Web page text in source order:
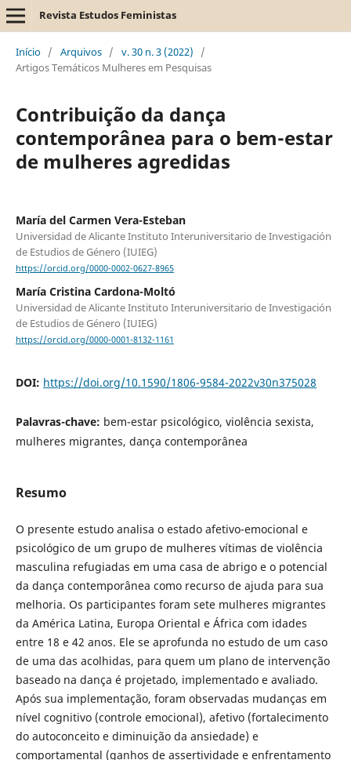
Revista Estudos Feministas
Início / Arquivos / v. 30 n. 3 (2022)
/
Artigos Temáticos Mulheres em Pesquisas
Contribuição da dança
contemporânea para o bem-estar
de mulheres agredidas
María del Carmen Vera-Esteban
Universidad de Alicante Instituto Interuniversitario de Investigación
de Estudios de Género (IUIEG)
https://orcid.org/0000-0002-0627-8965
María Cristina Cardona-Moltó
Universidad de Alicante Instituto Interuniversitario de Investigación
de Estudios de Género (IUIEG)
https://orcid.org/0000-0001-8132-1161
DOI: https://doi.org/10.1590/1806-9584-2022v30n375028
Palavras-chave: bem-estar psicológico, violência sexista,
mulheres migrantes, dança contemporânea
Resumo
O presente estudo analisa o estado afetivo-emocional e
psicológico de um grupo de mulheres vítimas de violência
masculina refugiadas em uma casa de abrigo e o potencial
da dança contemporânea como recurso de ajuda para sua
melhoria. Os participantes foram sete mulheres migrantes
da América Latina, Europa Oriental e África com idades
entre 18 e 42 anos. Ele se aprofunda no estudo de um caso
de uma das acolhidas, para quem um plano de intervenção
baseado na dança é projetado, implementado e avaliado.
Após sua implementação, foram observadas mudanças em
nível cognitivo (controle emocional), afetivo (fortalecimento
do autoconceito e diminuição da ansiedade) e
comportamental (ganhos de assertividade e enfrentamento